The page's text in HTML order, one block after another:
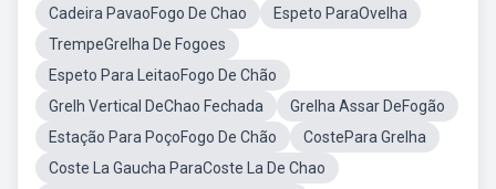
Cadeira PavaoFogo De Chao
Espeto ParaOvelha
TrempeGrelha De Fogoes
Espeto Para LeitaoFogo De Chão
Grelh Vertical DeChao Fechada
Grelha Assar DeFogão
Estação Para PoçoFogo De Chão
CostePara Grelha
Coste La Gaucha ParaCoste La De Chao